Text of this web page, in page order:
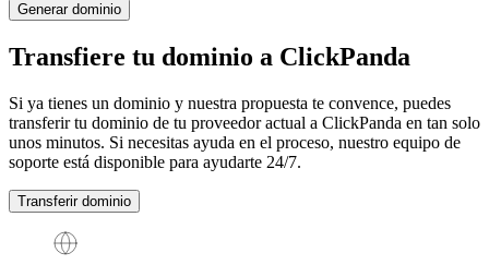
Generar dominio
Transfiere tu dominio a ClickPanda
Si ya tienes un dominio y nuestra propuesta te convence, puedes
transferir tu dominio de tu proveedor actual a ClickPanda en tan solo
unos minutos. Si necesitas ayuda en el proceso, nuestro equipo de
soporte está disponible para ayudarte 24/7.
Transferir dominio